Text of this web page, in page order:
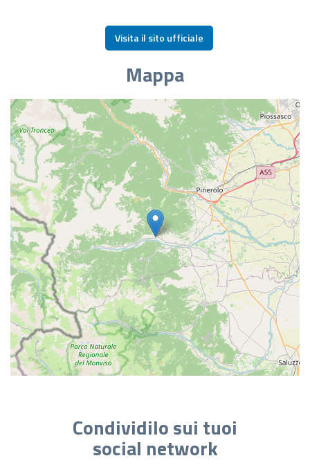
Visita il sito ufficiale
Mappa
Condividilo sui tuoi
social network